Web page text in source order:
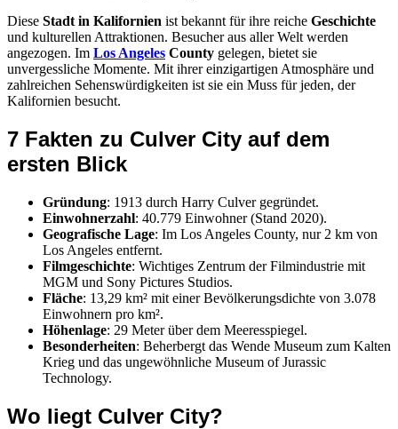
Diese Stadt in Kalifornien ist bekannt für ihre reiche Geschichte
und kulturellen Attraktionen. Besucher aus aller Welt werden
angezogen. Im Los Angeles County gelegen, bietet sie
unvergessliche Momente. Mit ihrer einzigartigen Atmosphäre und
zahlreichen Sehenswürdigkeiten ist sie ein Muss für jeden, der
Kalifornien besucht.
7 Fakten zu Culver City auf dem
ersten Blick
Gründung: 1913 durch Harry Culver gegründet.
Einwohnerzahl: 40.779 Einwohner (Stand 2020).
Geografische Lage: Im Los Angeles County, nur 2 km von
Los Angeles entfernt.
Filmgeschichte: Wichtiges Zentrum der Filmindustrie mit
MGM und Sony Pictures Studios.
Fläche: 13,29 km² mit einer Bevölkerungsdichte von 3.078
Einwohnern pro km².
Höhenlage: 29 Meter über dem Meeresspiegel.
Besonderheiten: Beherbergt das Wende Museum zum Kalten
Krieg und das ungewöhnliche Museum of Jurassic
Technology.
Wo liegt Culver City?